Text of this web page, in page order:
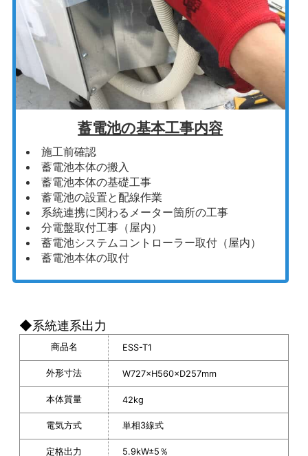
蓄電池の基本工事内容
施工前確認
蓄電池本体の搬入
蓄電池本体の基礎工事
蓄電池の設置と配線作業
系統連携に関わるメーター箇所の工事
分電盤取付工事（屋内）
蓄電池システムコントローラー取付（屋内）
蓄電池本体の取付
◆系統連系出力
商品名 ESS-T1
外形寸法 W727×H560×D257mm
本体質量 42kg
電気方式 単相3線式
定格出力 5.9kW±5％